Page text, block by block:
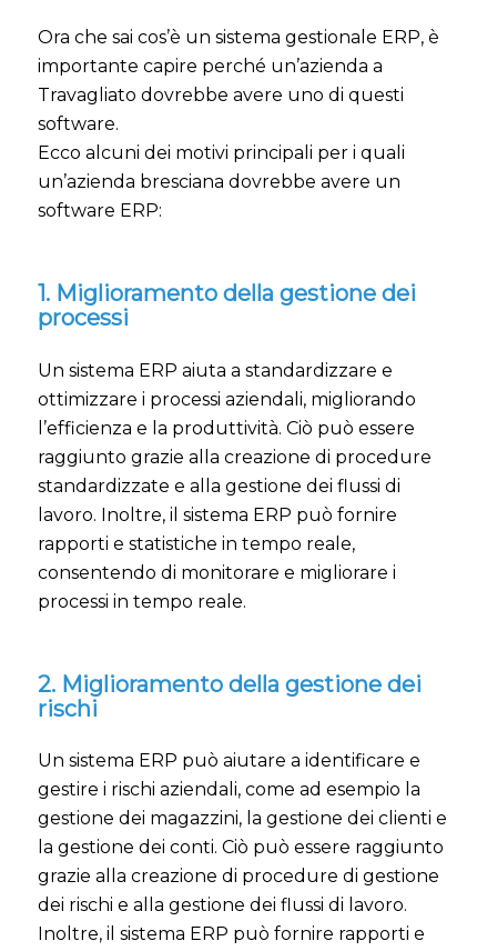
Ora che sai cos’è un sistema gestionale ERP, è
importante capire perché un’azienda a
Travagliato dovrebbe avere uno di questi
software.
Ecco alcuni dei motivi principali per i quali
un’azienda bresciana dovrebbe avere un
software ERP:
1. Miglioramento della gestione dei
processi
Un sistema ERP aiuta a standardizzare e
ottimizzare i processi aziendali, migliorando
l’efficienza e la produttività. Ciò può essere
raggiunto grazie alla creazione di procedure
standardizzate e alla gestione dei flussi di
lavoro. Inoltre, il sistema ERP può fornire
rapporti e statistiche in tempo reale,
consentendo di monitorare e migliorare i
processi in tempo reale.
2. Miglioramento della gestione dei
rischi
Un sistema ERP può aiutare a identificare e
gestire i rischi aziendali, come ad esempio la
gestione dei magazzini, la gestione dei clienti e
la gestione dei conti. Ciò può essere raggiunto
grazie alla creazione di procedure di gestione
dei rischi e alla gestione dei flussi di lavoro.
Inoltre, il sistema ERP può fornire rapporti e